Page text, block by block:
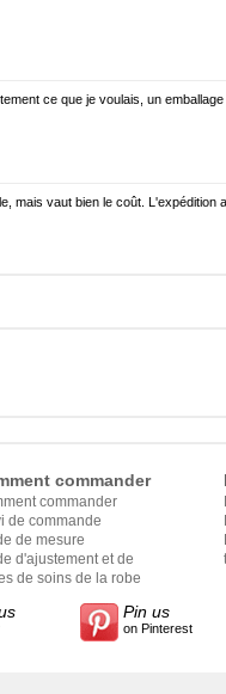
ce que je voulais, un
mais vaut bien le coût. L'expédition
commander
commander
de commande
de mesure
d'ajustement et de
de soins de la robe
Pin us
on Pinterest